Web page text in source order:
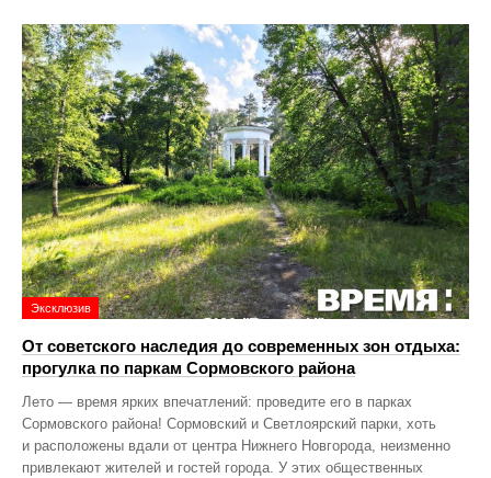
Эксклюзив
От советского наследия до современных зон отдыха:
прогулка по паркам Сормовского района
Лето — время ярких впечатлений: проведите его в парках
Сормовского района! Сормовский и Светлоярский парки, хоть
и расположены вдали от центра Нижнего Новгорода, неизменно
привлекают жителей и гостей города. У этих общественных